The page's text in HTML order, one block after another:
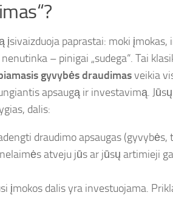
įsivaizduoja paprastai: moki įmokas,
– pinigai „sudega“. Tai
gyvybės draudimasveikia
apsaugą ir investavimą.
dalis:
draudimo apsaugas
atveju jūs ar jūsų artimieji
įmokos dalis yra investuojama.